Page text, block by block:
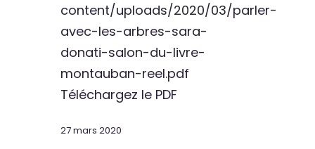
content/uploads/2020/03/parler-
avec-les-arbres-sara-
donati-salon-du-livre-
montauban-reel.pdf
Téléchargez le PDF
27 mars 2020